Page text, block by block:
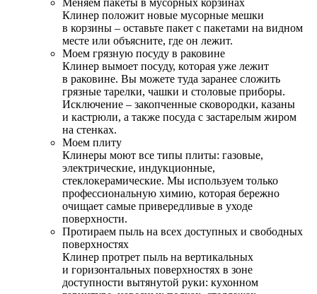
Меняем пакеты в мусорных корзинах
Клинер положит новые мусорные мешки
в корзины – оставьте пакет с пакетами на видном
месте или объясните, где он лежит.
Моем грязную посуду в раковине
Клинер вымоет посуду, которая уже лежит
в раковине. Вы можете туда заранее сложить
грязные тарелки, чашки и столовые приборы.
Исключение – закопченные сковородки, казаны
и кастрюли, а также посуда с застарелым жиром
на стенках.
Моем плиту
Клинеры моют все типы плиты: газовые,
электрические, индукционные,
стеклокерамические. Мы используем только
профессиональную химию, которая бережно
очищает самые привередливые в уходе
поверхности.
Протираем пыль на всех доступных и свободных
поверхностях
Клинер протрет пыль на вертикальных
и горизонтальных поверхностях в зоне
доступности вытянутой руки: кухонном